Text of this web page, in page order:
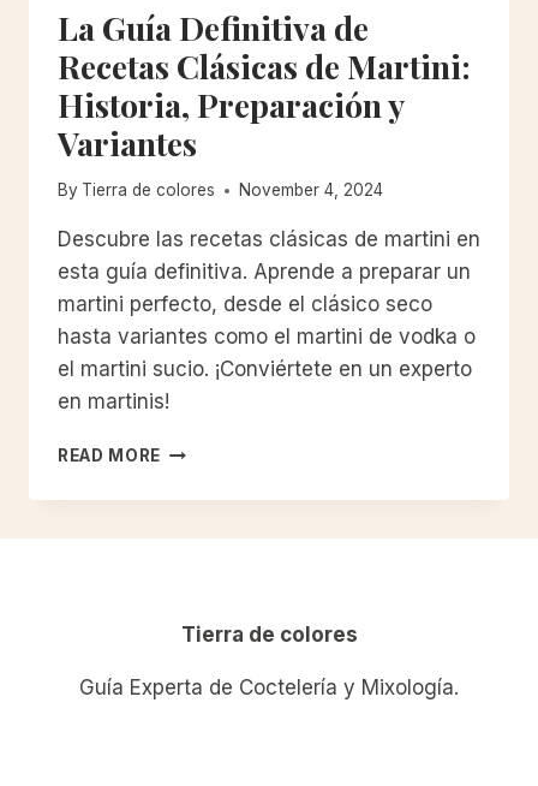
La Guía Definitiva de
Recetas Clásicas de Martini:
Historia, Preparación y
Variantes
By Tierra de colores November 4, 2024
Descubre las recetas clásicas de martini en
esta guía definitiva. Aprende a preparar un
martini perfecto, desde el clásico seco
hasta variantes como el martini de vodka o
el martini sucio. ¡Conviértete en un experto
en martinis!
READ MORE LA
DEFINITIVA
MARTINI:
PREPARACIÓN
Tierra de colores
Guía Experta de Coctelería y Mixología.